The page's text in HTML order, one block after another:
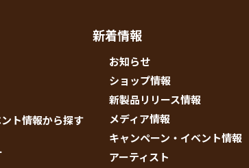
ト情報から探す
新着情報
お知らせ
ショップ情報
新製品リリース情報
メディア情報
キャンペーン・イベント情報
アーティスト